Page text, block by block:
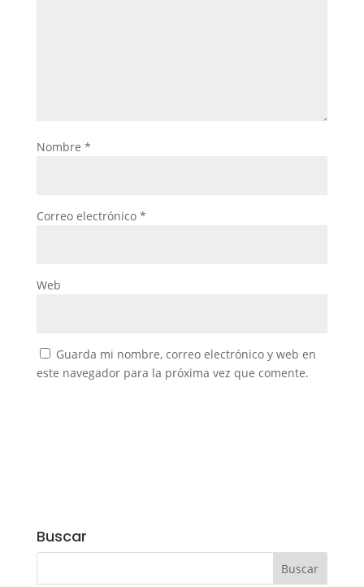
Nombre *
Correo electrónico *
Web
Guarda mi nombre, correo electrónico y web en
este navegador para la próxima vez que comente.
Buscar